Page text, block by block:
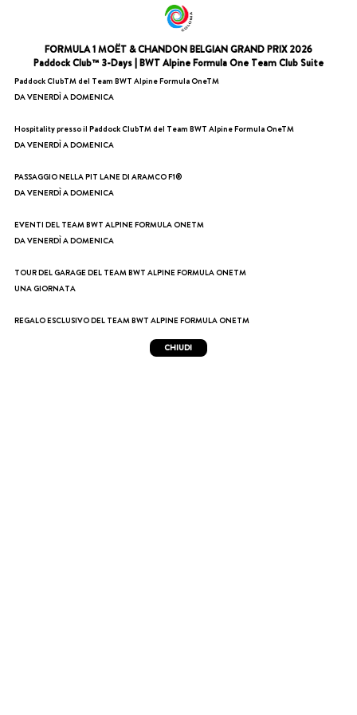
FORMULA 1 MOËT & CHANDON BELGIAN GRAND PRIX 2026
Paddock Club™ 3-Days | BWT Alpine Formula One Team Club Suite
Paddock ClubTM del Team BWT Alpine Formula OneTM
DA VENERDÌ A DOMENICA
Hospitality presso il Paddock ClubTM del Team BWT Alpine Formula OneTM
DA VENERDÌ A DOMENICA
PASSAGGIO NELLA PIT LANE DI ARAMCO F1®️
DA VENERDÌ A DOMENICA
EVENTI DEL TEAM BWT ALPINE FORMULA ONETM
DA VENERDÌ A DOMENICA
TOUR DEL GARAGE DEL TEAM BWT ALPINE FORMULA ONETM
UNA GIORNATA
REGALO ESCLUSIVO DEL TEAM BWT ALPINE FORMULA ONETM
CHIUDI